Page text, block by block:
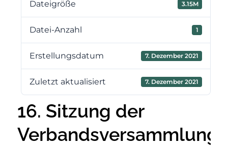
Dateigröße 3.15M
Datei-Anzahl 1
Erstellungsdatum 7. Dezember 2021
Zuletzt aktualisiert 7. Dezember 2021
16. Sitzung der
Verbandsversammlung